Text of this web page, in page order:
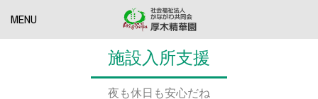
MENU
施設入所支援
夜も休日も安心だね